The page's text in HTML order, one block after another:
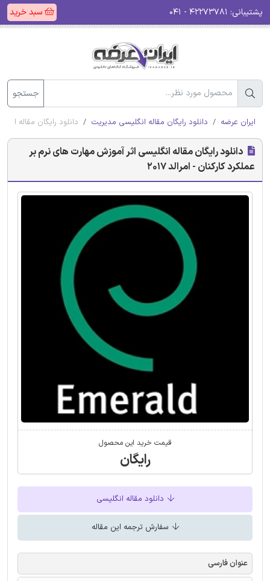
پشتیبانی: سبد خرید
جستجو
ایران عرضه دانلود رایگان مقاله انگلیسی مدیریت دانلود رایگان مقاله
دانلود رایگان مقاله انگلیسی اثر آموزش مهارت های نرم بر
عملکرد کارکنان - امرالد 2017
قیمت خرید این محصول
رایگان
دانلود مقاله انگلیسی
سفارش ترجمه این مقاله
عنوان فارسی